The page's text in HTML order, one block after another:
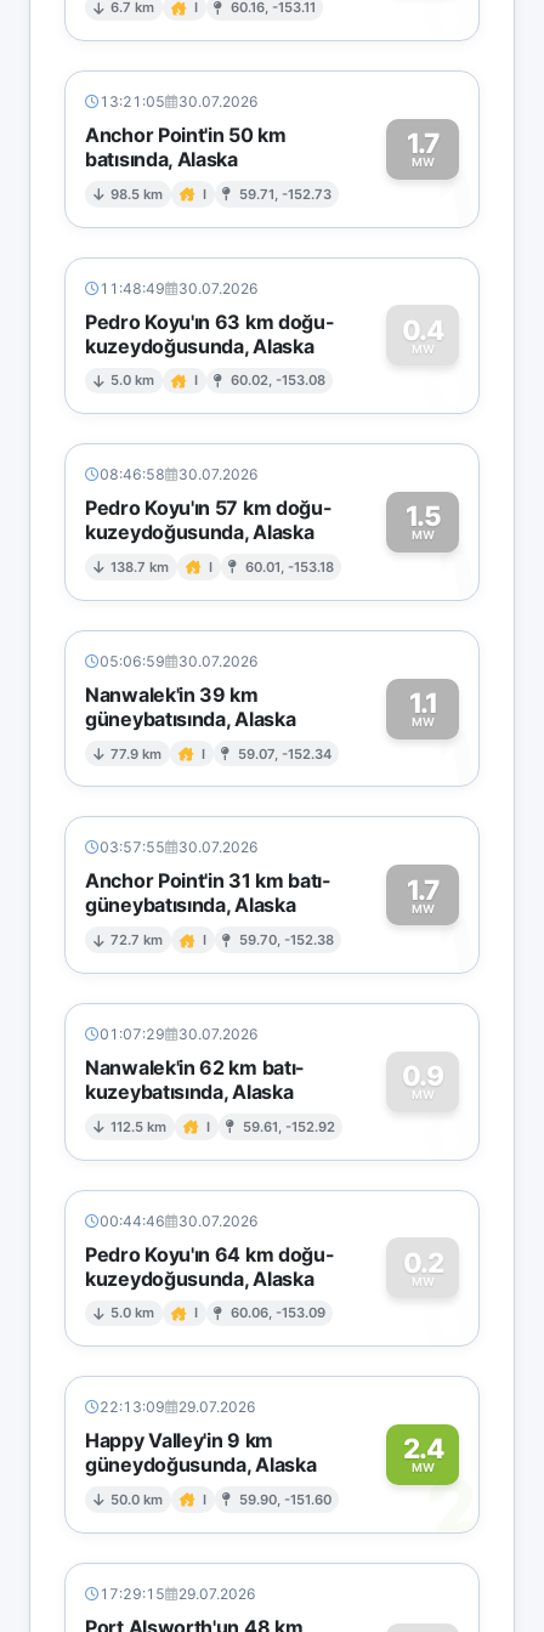
6.7 km I 60.16, -153.11
13:21:05 30.07.2026
Anchor Point'in 50 km
batısında, Alaska
98.5 km I 59.71, -152.73
1.7
MW1
11:48:49 30.07.2026
Pedro Koyu'ın 63 km doğu-
kuzeydoğusunda, Alaska
5.0 km I 60.02, -153.08
0.4
MW
0
08:46:58 30.07.2026
Pedro Koyu'ın 57 km doğu-
kuzeydoğusunda, Alaska
138.7 km I 60.01, -153.18
1.5
MW1
05:06:59 30.07.2026
Nanwalek'in 39 km
güneybatısında, Alaska
77.9 km I 59.07, -152.34
1.1
MW1
03:57:55 30.07.2026
Anchor Point'in 31 km batı-
güneybatısında, Alaska
72.7 km I 59.70, -152.38
1.7
MW1
01:07:29 30.07.2026
Nanwalek'in 62 km batı-
kuzeybatısında, Alaska
112.5 km I 59.61, -152.92
0.9
MW
0
00:44:46 30.07.2026
Pedro Koyu'ın 64 km doğu-
kuzeydoğusunda, Alaska
5.0 km I 60.06, -153.09
0.2
MW
0
22:13:09 29.07.2026
Happy Valley'in 9 km
güneydoğusunda, Alaska
50.0 km I 59.90, -151.60
2.4
MW
2
17:29:15 29.07.2026
Port Alsworth'un 48 km